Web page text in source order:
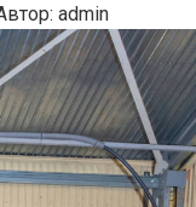
admin